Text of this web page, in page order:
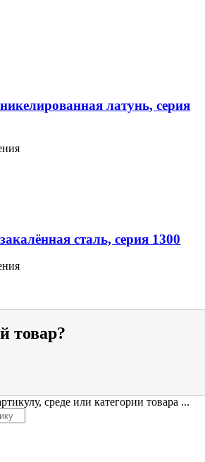
латунь, серия
сталь, серия 1300
товар?
среде или категории товара ...